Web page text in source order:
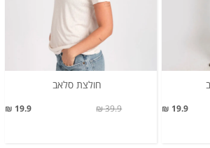
19.9 ₪
חולצת סלאב
19.9 ₪ 39.9 ₪